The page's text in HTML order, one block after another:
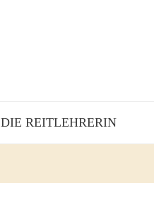
DIE REITLEHRERIN